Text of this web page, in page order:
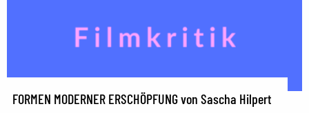
FORMEN MODERNER ERSCHÖPFUNG von Sascha Hilpert